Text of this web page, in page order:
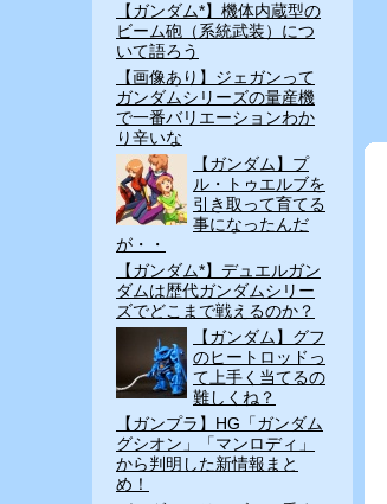
【ガンダム*】機体内蔵型の
ビーム砲（系統武装）につ
いて語ろう
【画像あり】ジェガンって
ガンダムシリーズの量産機
で一番バリエーションわか
り辛いな
【ガンダム】プ
ル・トゥエルブを
引き取って育てる
事になったんだ
が・・
【ガンダム*】デュエルガン
ダムは歴代ガンダムシリー
ズでどこまで戦えるのか？
【ガンダム】グフ
のヒートロッドっ
て上手く当てるの
難しくね？
【ガンプラ】HG「ガンダム
グシオン」「マンロディ」
から判明した新情報まと
め！